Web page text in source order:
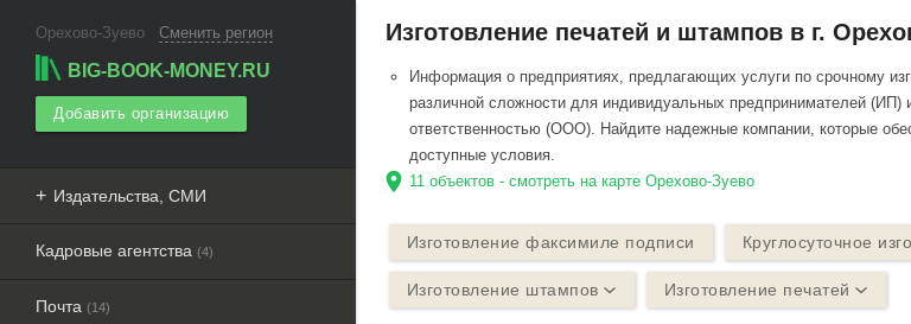
Орехово-Зуево Сменить регион
BIG-BOOK-MONEY.RU
Добавить организацию
Издательства, СМИ
Кадровые агентства (4)
Почта (14)
Изготовление печатей и штампов в г.
Информация о предприятиях, предлагающих услуги по срочному
различной сложности для индивидуальных предпринимателей (ИП)
ответственностью (ООО). Найдите надежные компании, которые
доступные условия.
location_on 11 объектов - смотреть на карте Орехово-Зуево
Изготовление факсимиле подписи Круглосуточное
Изготовление штампов Изготовление печатей